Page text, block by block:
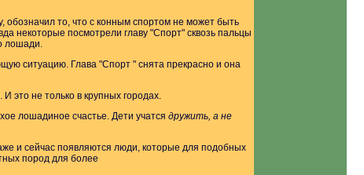
обозначил то, что с конным спортом не может быть
некоторые посмотрели главу "Спорт" сквозь пальцы
лошади.
ситуацию. Глава "Спорт " снята прекрасно и она
это не только в крупных городах.
лошадиное счастье. Дети учатся дружить, а не
и сейчас появляются люди, которые для подобных
пород для более